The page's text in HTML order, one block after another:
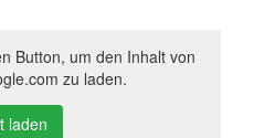
Button, um den Inhalt von
zu laden.
laden